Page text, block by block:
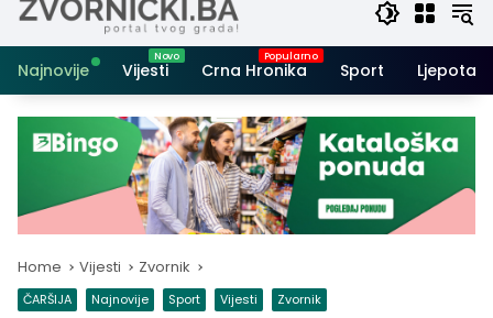
Najnovije Vijesti Crna Hronika Sport Ljepota i
Home Vijesti Zvornik
ČARŠIJA Najnovije Sport Vijesti Zvornik